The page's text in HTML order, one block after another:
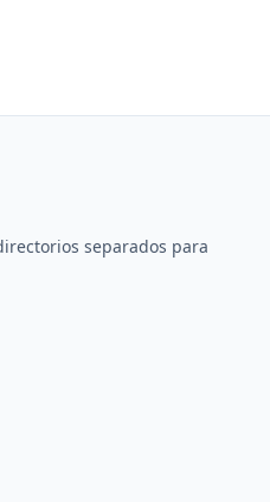
separados para